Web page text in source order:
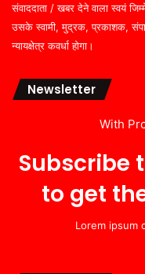
संवाददाता / खबर देने वाला स्वयं
उसके स्वामी, मुद्रक, प्रकाशक,
न्यायक्षेत्र कवर्धा होगा।
Newsletter
With
Subscribe
to get
Lorem ipsum